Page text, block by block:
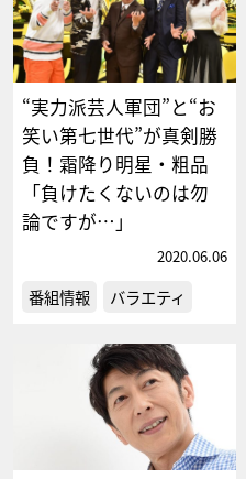
“実力派芸人軍団”と“お
笑い第七世代”が真剣勝
負！霜降り明星・粗品
「負けたくないのは勿
論ですが…」
2020.06.06
番組情報 バラエティ